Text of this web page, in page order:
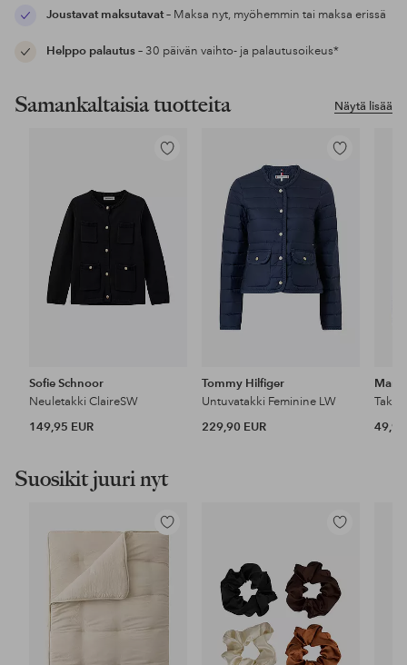
Joustavat maksutavat– Maksa nyt, myöhemmin tai maksa erissä
Helppo palautus– 30 päivän vaihto- ja palautusoikeus*
Näytä lisää
Samankaltaisia tuotteita
Lisää
Sofie Schnoor
Neuletakki ClaireSW
149,95 EUR
Lisää
Tommy Hilfiger
Untuvatakki Feminine LW
229,90 EUR
Takki
49,99
Suosikit juuri nyt
Lisää
Lisää